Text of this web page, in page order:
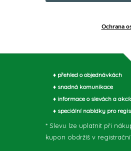
Ochrana
♦ přehled o objednávkách
♦ snadná komunikace
♦ informace o slevách a
♦ speciální nabídky pro
* Slevu lze uplatnit při
kupon obdržíš v